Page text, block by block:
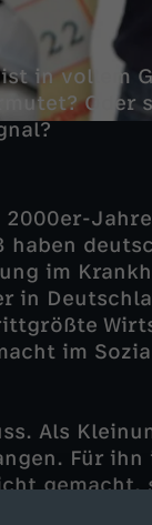
in vollem
Oder
im
in
im
Als
Für
gemacht,
wie er,